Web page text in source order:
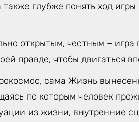
глубже понять ход
открытым, честным – игра
правде, чтобы двигаться
сама Жизнь
по которым человек
из жизни, внутренние